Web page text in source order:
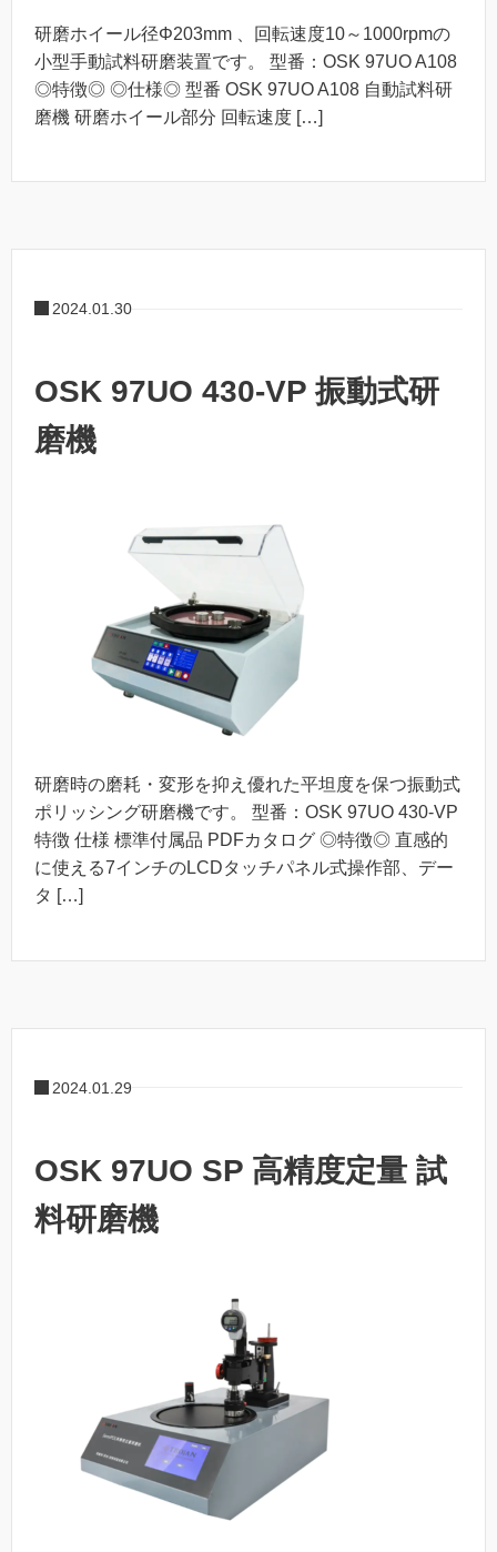
研磨ホイール径Φ203mm 、回転速度10～1000rpmの
小型手動試料研磨装置です。 型番：OSK 97UO A108
◎特徴◎ ◎仕様◎ 型番 OSK 97UO A108 自動試料研
磨機 研磨ホイール部分 回転速度 […]
2024.01.30
OSK 97UO 430-VP 振動式研
磨機
研磨時の磨耗・変形を抑え優れた平坦度を保つ振動式
ポリッシング研磨機です。 型番：OSK 97UO 430-VP
特徴 仕様 標準付属品 PDFカタログ ◎特徴◎ 直感的
に使える7インチのLCDタッチパネル式操作部、デー
タ […]
2024.01.29
OSK 97UO SP 高精度定量 試
料研磨機